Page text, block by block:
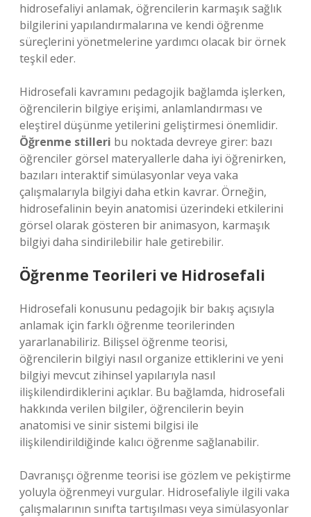
hidrosefaliyi anlamak, öğrencilerin karmaşık sağlık
bilgilerini yapılandırmalarına ve kendi öğrenme
süreçlerini yönetmelerine yardımcı olacak bir örnek
teşkil eder.
Hidrosefali kavramını pedagojik bağlamda işlerken,
öğrencilerin bilgiye erişimi, anlamlandırması ve
eleştirel düşünme yetilerini geliştirmesi önemlidir.
Öğrenme stilleri bu noktada devreye girer: bazı
öğrenciler görsel materyallerle daha iyi öğrenirken,
bazıları interaktif simülasyonlar veya vaka
çalışmalarıyla bilgiyi daha etkin kavrar. Örneğin,
hidrosefalinin beyin anatomisi üzerindeki etkilerini
görsel olarak gösteren bir animasyon, karmaşık
bilgiyi daha sindirilebilir hale getirebilir.
Öğrenme Teorileri ve Hidrosefali
Hidrosefali konusunu pedagojik bir bakış açısıyla
anlamak için farklı öğrenme teorilerinden
yararlanabiliriz. Bilişsel öğrenme teorisi,
öğrencilerin bilgiyi nasıl organize ettiklerini ve yeni
bilgiyi mevcut zihinsel yapılarıyla nasıl
ilişkilendirdiklerini açıklar. Bu bağlamda, hidrosefali
hakkında verilen bilgiler, öğrencilerin beyin
anatomisi ve sinir sistemi bilgisi ile
ilişkilendirildiğinde kalıcı öğrenme sağlanabilir.
Davranışçı öğrenme teorisi ise gözlem ve pekiştirme
yoluyla öğrenmeyi vurgular. Hidrosefaliyle ilgili vaka
çalışmalarının sınıfta tartışılması veya simülasyonlar